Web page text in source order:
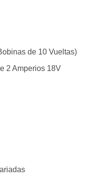
de 10 Vueltas)
2 Amperios 18V